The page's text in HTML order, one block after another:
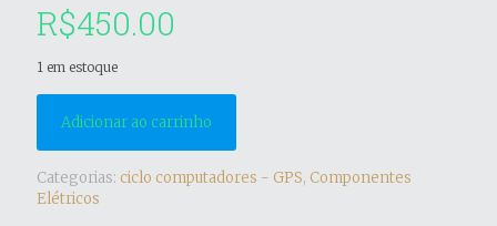
R$450.00
1 em estoque
Adicionar ao carrinho
Categorias: ciclo computadores - GPS, Componentes
Elétricos